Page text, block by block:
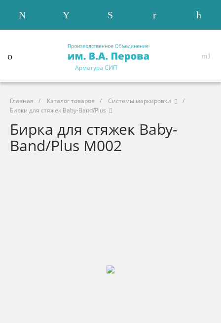
Арматура СИП
Главная / Каталог товаров / Системы маркировки
/
Бирки для стяжек Baby-Band/Plus
Бирка для стяжек Baby-
Band/Plus M002